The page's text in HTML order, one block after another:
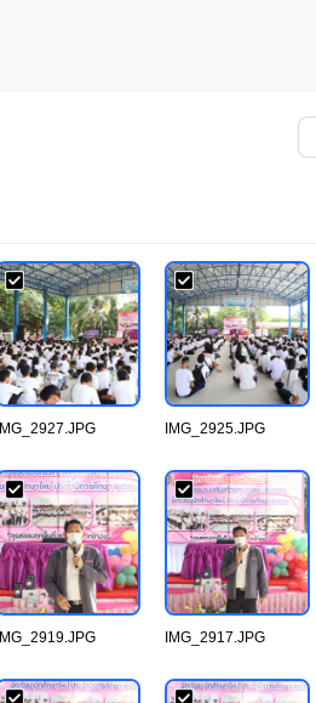
IMG_2927.JPG IMG_2925.JPG
IMG_2919.JPG IMG_2917.JPG